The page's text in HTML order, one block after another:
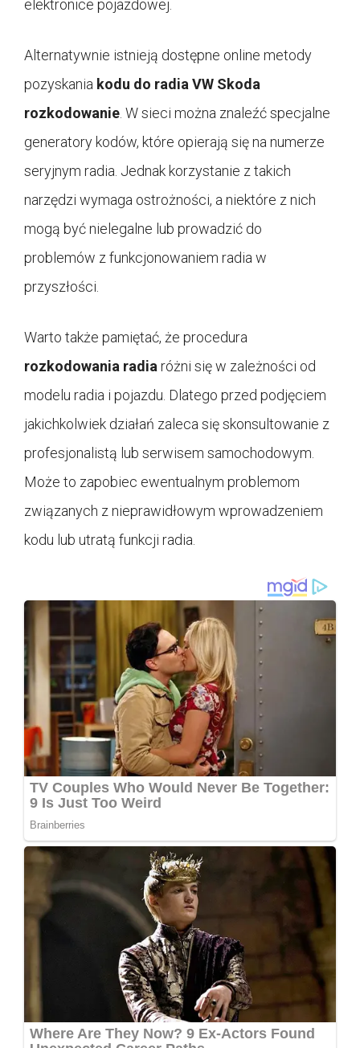
elektronice pojazdowej.
Alternatywnie istnieją dostępne online metody
pozyskania kodu do radiaVW Skoda
rozkodowanie. W sieci można znaleźć specjalne
generatory kodów, które opierają się na numerze
seryjnym radia. Jednak korzystanie z takich
narzędzi wymaga ostrożności, a niektóre z nich
mogą być nielegalne lub prowadzić do
problemów z funkcjonowaniem radia w
przyszłości.
Warto także pamiętać, że procedura
rozkodowania radiaróżni się w zależności od
modelu radia i pojazdu. Dlatego przed podjęciem
jakichkolwiek działań zaleca się skonsultowanie z
profesjonalistą lub serwisem samochodowym.
Może to zapobiec ewentualnym problemom
związanych z nieprawidłowym wprowadzeniem
kodu lub utratą funkcji radia.